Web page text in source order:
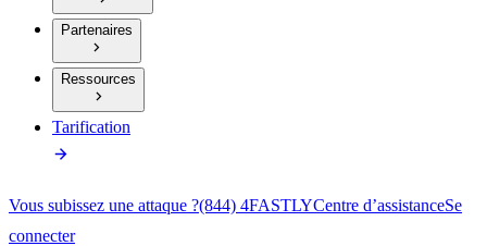
Partenaires
Ressources
Tarification
Vous subissez une attaque ?(844) 4FASTLYCentre d’assistanceSe
connecter